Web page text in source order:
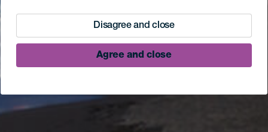
Disagree and close
Agree and close